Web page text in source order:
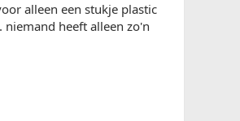
alleen een stukje plastic
niemand heeft alleen zo'n